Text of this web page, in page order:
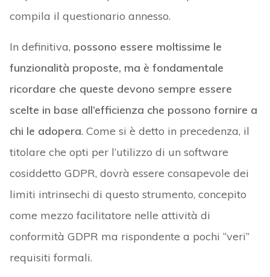
compila il questionario annesso.
In definitiva, possono essere moltissime le
funzionalità proposte, ma è fondamentale
ricordare che queste devono sempre essere
scelte in base all’efficienza che possono fornire a
chi le adopera. Come si è detto in precedenza, il
titolare che opti per l’utilizzo di un software
cosiddetto GDPR, dovrà essere consapevole dei
limiti intrinsechi di questo strumento, concepito
come mezzo facilitatore nelle attività di
conformità GDPR ma rispondente a pochi “veri”
requisiti formali.